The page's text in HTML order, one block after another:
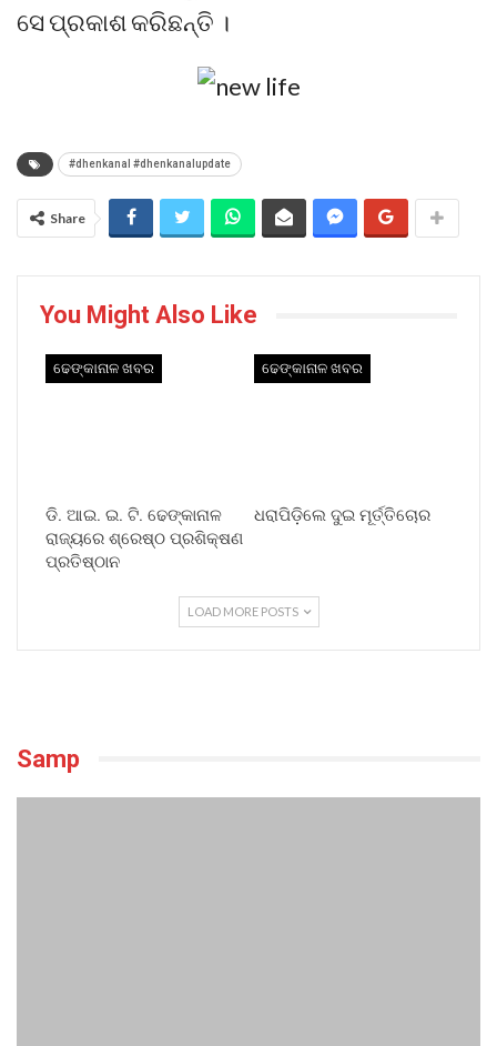
ସେ ପ୍ରକାଶ କରିଛନ୍ତି ।
#dhenkanal #dhenkanalupdate
Share
You Might Also Like
ଢେଙ୍କାନାଳ ଖବର
ଡି. ଆଇ. ଇ. ଟି. ଢେଙ୍କାନାଳ
ରାଜ୍ୟରେ ଶ୍ରେଷ୍ଠ ପ୍ରଶିକ୍ଷଣ
ପ୍ରତିଷ୍ଠାନ
ଢେଙ୍କାନାଳ ଖବର
ଧରାପିଡ଼ିଲେ ଦୁଇ ମୂର୍ତ୍ତିଚୋର
LOAD MORE POSTS
Samp